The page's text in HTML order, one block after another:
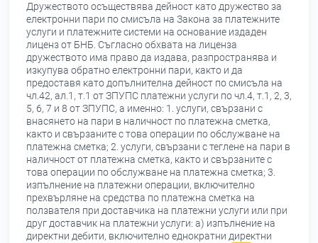
Дружеството осъществява дейност като дружество за
електронни пари по смисъла на Закона за платежните
услуги и платежните системи на основание издаден
лиценз от БНБ. Съгласно обхвата на лиценза
дружеството има право да издава, разпространява и
изкупува обратно електронни пари, както и да
предоставя като допълнителна дейност по смисъла на
чл.42, ал.1, т.1 от ЗПУПС платежни услуги по чл.4, т.1, 2, 3,
5, 6, 7 и 8 от ЗПУПС, а именно: 1. услуги, свързани с
внасянето на пари в наличност по платежна сметка,
както и свързаните с това операции по обслужване на
платежна сметка; 2. услуги, свързани с теглене на пари в
наличност от платежна сметка, както и свързаните с
това операции по обслужване на платежна сметка; 3.
изпълнение на платежни операции, включително
прехвърляне на средства по платежна сметка на
ползвателя при доставчика на платежни услуги или при
друг доставчик на платежни услуги: а) изпълнение на
директни дебити, включително еднократни директни